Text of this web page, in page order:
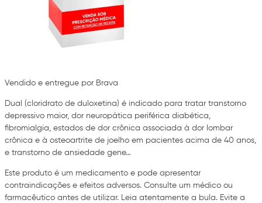
Vendido e entregue por Brava
Dual (cloridrato de duloxetina) é indicado para tratar transtorno
depressivo maior, dor neuropática periférica diabética,
fibromialgia, estados de dor crônica associada à dor lombar
crônica e à osteoartrite de joelho em pacientes acima de 40 anos,
e transtorno de ansiedade gene…
Este produto é um medicamento e pode apresentar
contraindicações e efeitos adversos. Consulte um médico ou
farmacêutico antes de utilizar. Leia atentamente a bula. Evite a